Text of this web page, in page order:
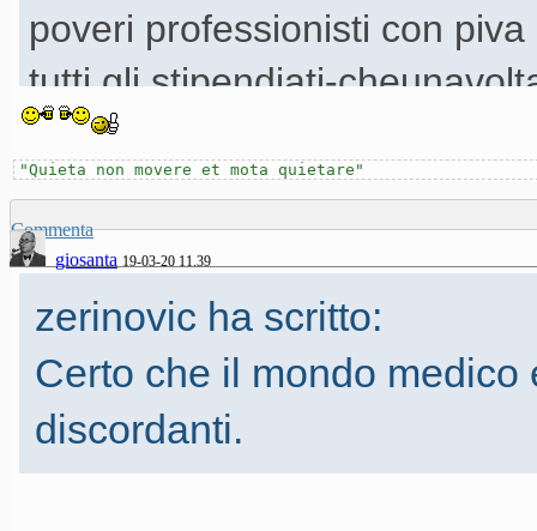
poveri professionisti con
tutti gli stipendiati-
davvero, altro che Tribute-
diventeranno i nuovi
ribaltone.
Io magari farò il cuoco dopo
I più forti troveranno
e pazzi!
"Quieta non movere et mota quietare"
Commenta
giosanta 19-03-20 11.39
zerinovic ha scritto:
Certo che il mondo
discordanti.